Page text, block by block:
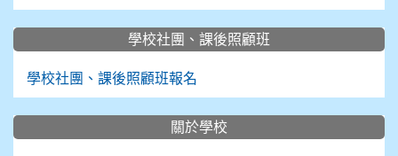
學校社團、課後照顧班
學校社團、課後照顧班報名
關於學校